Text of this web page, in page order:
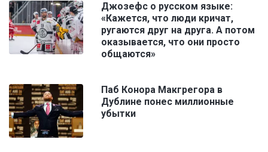
Джозефс о русском языке:
«Кажется, что люди кричат,
ругаются друг на друга. А потом
оказывается, что они просто
общаются»
Паб Конора Макгрегора в
Дублине понес миллионные
убытки